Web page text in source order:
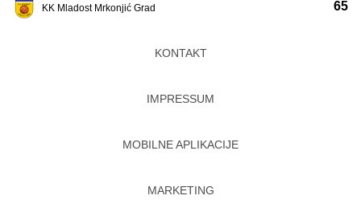
KK Mladost Mrkonjić Grad 65
KONTAKT
IMPRESSUM
MOBILNE APLIKACIJE
MARKETING